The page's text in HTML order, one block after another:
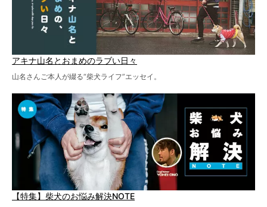
アキナ山名とおまめのラブい日々
山名さんご本人が綴る“柴犬ライフ”エッセイ。
【特集】柴犬のお悩み解決NOTE